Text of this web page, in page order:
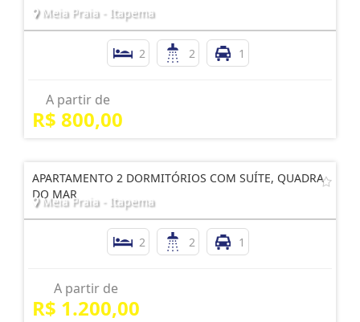
Meia Praia - Itapema
2 2 1
A partir de
R$ 800,00
APARTAMENTO 2 DORMITÓRIOS COM SUÍTE, QUADRA
DO MAR
Meia Praia - Itapema
2 2 1
A partir de
R$ 1.200,00